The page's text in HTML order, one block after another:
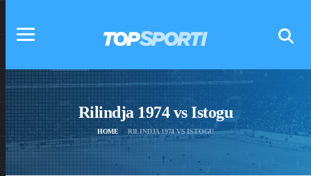
Rilindja 1974 vs Istogu
HOME RILINDJA 1974 VS ISTOGU